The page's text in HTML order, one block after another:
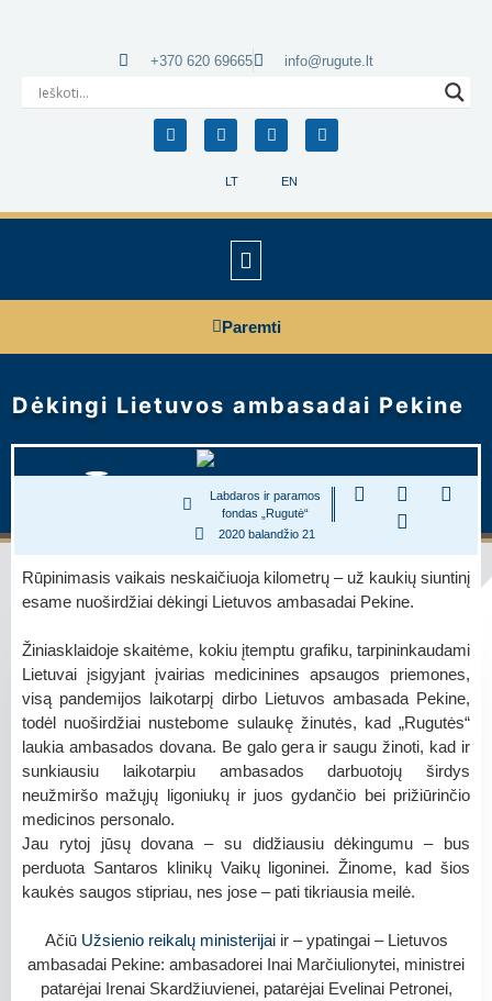
LT EN
+370 620 69665 info@rugute.lt
Paremti
Dėkingi Lietuvos ambasadai Pekine
Labdaros ir paramos
fondas „Rugutė“
2020 balandžio 21
Rūpinimasis vaikais neskaičiuoja kilometrų – už kaukių siuntinį
esame nuoširdžiai dėkingi Lietuvos ambasadai Pekine.
Žiniasklaidoje skaitėme, kokiu įtemptu grafiku, tarpininkaudami
Lietuvai įsigyjant įvairias medicinines apsaugos priemones,
visą pandemijos laikotarpį dirbo Lietuvos ambasada Pekine,
todėl nuoširdžiai nustebome sulaukę žinutės, kad „Rugutės“
laukia ambasados dovana. Be galo gera ir saugu žinoti, kad ir
sunkiausiu laikotarpiu ambasados darbuotojų širdys
neužmiršo mažųjų ligoniukų ir juos gydančio bei prižiūrinčio
medicinos personalo.
Jau rytoj jūsų dovana – su didžiausiu dėkingumu – bus
perduota Santaros klinikų Vaikų ligoninei. Žinome, kad šios
kaukės saugos stipriau, nes jose – pati tikriausia meilė.
Ačiū Užsienio reikalų ministerijai ir – ypatingai – Lietuvos
ambasadai Pekine: ambasadorei Inai Marčiulionytei, ministrei
patarėjai Irenai Skardžiuvienei, patarėjai Evelinai Petronei,